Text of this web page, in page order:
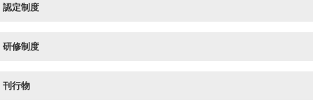
認定制度
研修制度
刊行物